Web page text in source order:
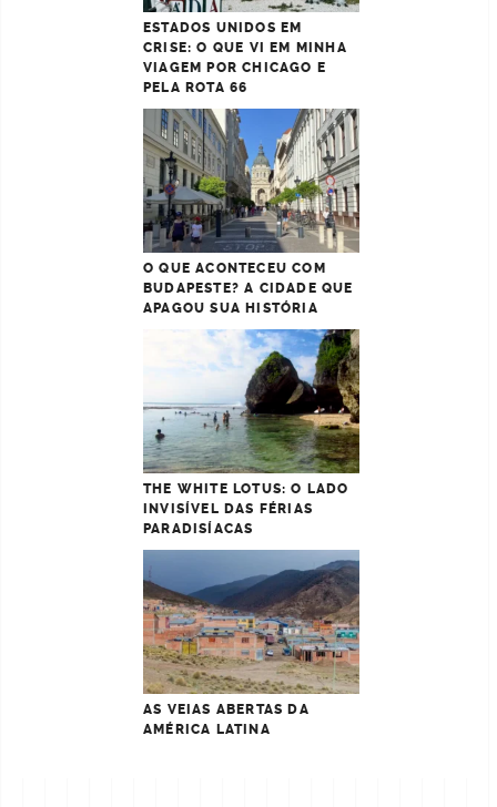
ESTADOS UNIDOS EM
CRISE: O QUE VI EM MINHA
VIAGEM POR CHICAGO E
PELA ROTA 66
O QUE ACONTECEU COM
BUDAPESTE? A CIDADE QUE
APAGOU SUA HISTÓRIA
THE WHITE LOTUS: O LADO
INVISÍVEL DAS FÉRIAS
PARADISÍACAS
AS VEIAS ABERTAS DA
AMÉRICA LATINA